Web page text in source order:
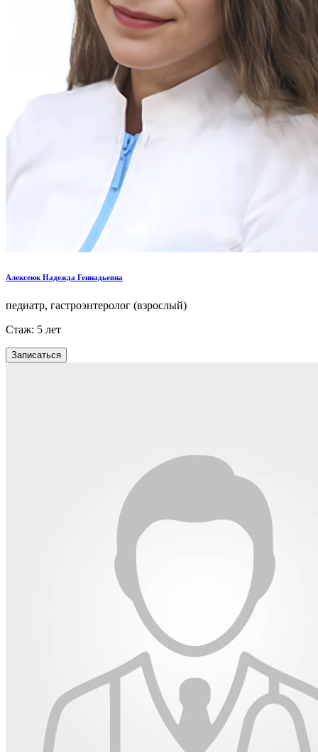
Алексеюк Надежда Геннадьевна
педиатр, гастроэнтеролог (взрослый)
Стаж: 5 лет
Записаться